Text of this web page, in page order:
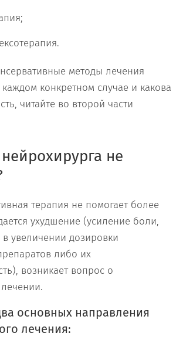
методы лечения
конкретном случае и какова
читайте во второй части
не
терапия не помогает более
ухудшение (усиление боли,
увеличении дозировки
либо их
возникает вопрос о
основных направления
лечения: